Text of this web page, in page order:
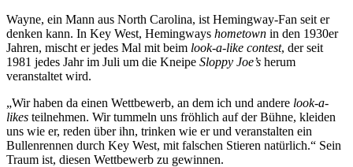
Wayne, ein Mann aus North Carolina, ist Hemingway-Fan seit er
denken kann. In Key West, Hemingways hometown in den 1930er
Jahren, mischt er jedes Mal mit beim look-a-like contest, der seit
1981 jedes Jahr im Juli um die Kneipe Sloppy Joe’s herum
veranstaltet wird.
„Wir haben da einen Wettbewerb, an dem ich und andere look-a-
likes teilnehmen. Wir tummeln uns fröhlich auf der Bühne, kleiden
uns wie er, reden über ihn, trinken wie er und veranstalten ein
Bullenrennen durch Key West, mit falschen Stieren natürlich.“ Sein
Traum ist, diesen Wettbewerb zu gewinnen.